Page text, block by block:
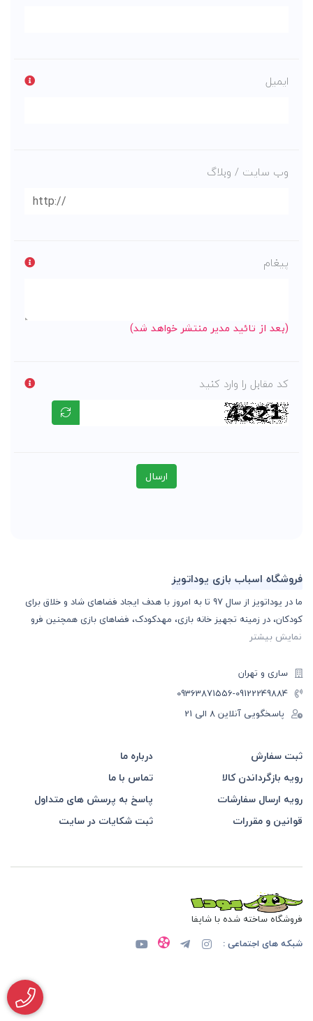
ایمیل
وب سایت / وبلاگ
پیغام
(بعد از تائید مدیر منتشر خواهد شد)
کد مقابل را وارد کنید
ارسال
فروشگاه اسباب بازی یوداتویز
ما در یوداتویز از سال 97 تا به امروز با هدف ایجاد فضاهای شاد و خلاق برای
کودکان، در زمینه تجهیز خانه بازی، مهدکودک، فضاهای بازی همچنین فرو
نمایش بیشتر
ساری و تهران
09122249884
-09363871556
پاسخگویی آنلاین 8 الی 21
ثبت سفارش
درباره ما
رویه بازگرداندن کالا
تماس با ما
رویه ارسال سفارشات
پاسخ به پرسش های متداول
قوانین و مقررات
ثبت شکایات در سایت
فروشگاه ساخته شده با شاپفا
شبکه های اجتماعی :